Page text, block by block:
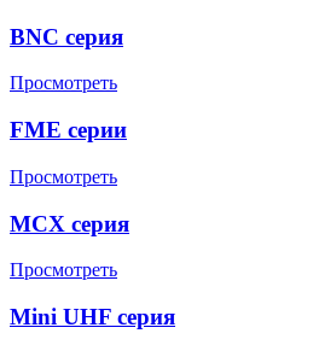
BNC серия
Просмотреть
FME серии
Просмотреть
MCX серия
Просмотреть
Mini UHF серия